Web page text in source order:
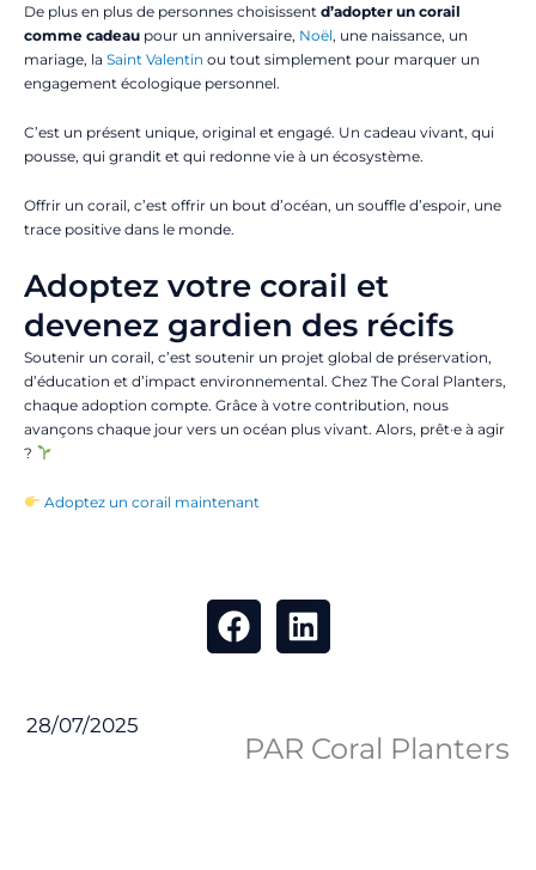
De plus en plus de personnes choisissent d’adopter un corail
comme cadeau pour un anniversaire, Noël, une naissance, un
mariage, la Saint Valentin ou tout simplement pour marquer un
engagement écologique personnel.
C’est un présent unique, original et engagé. Un cadeau vivant, qui
pousse, qui grandit et qui redonne vie à un écosystème.
Offrir un corail, c’est offrir un bout d’océan, un souffle d’espoir, une
trace positive dans le monde.
Adoptez votre corail et
devenez gardien des récifs
Soutenir un corail, c’est soutenir un projet global de préservation,
d’éducation et d’impact environnemental. Chez The Coral Planters,
chaque adoption compte. Grâce à votre contribution, nous
avançons chaque jour vers un océan plus vivant. Alors, prêt·e à agir
?
Adoptez un corail maintenant
28/07/2025
PAR Coral Planters